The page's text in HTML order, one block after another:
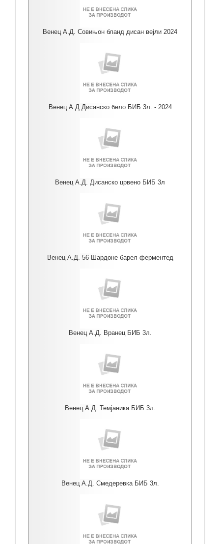
Венец А.Д. Совињон бланд дисан вејли 2024
Венец А.Д Дисанско бело БИБ 3л. - 2024
Венец А.Д. Дисанско црвено БИБ 3л
Венец А.Д. 56 Шардоне барел ферментед
Венец А.Д. Вранец БИБ 3л.
Венец А.Д. Темјаника БИБ 3л.
Венец А.Д. Смедеревка БИБ 3л.